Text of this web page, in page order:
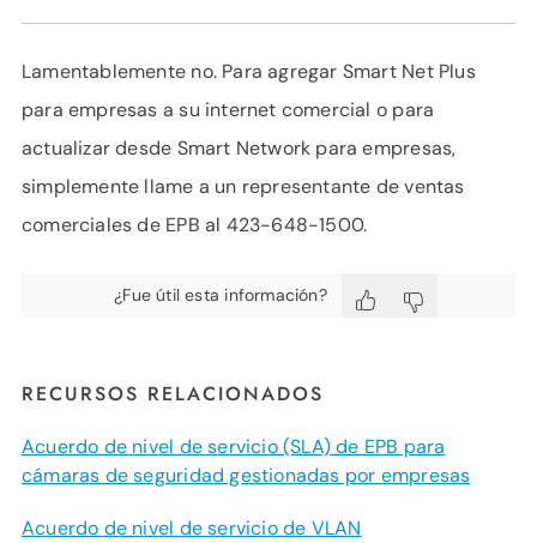
Lamentablemente no. Para agregar Smart Net Plus
para empresas a su internet comercial o para
actualizar desde Smart Network para empresas,
simplemente llame a un representante de ventas
comerciales de EPB al 423-648-1500.
¿Fue útil esta información?
RECURSOS RELACIONADOS
Acuerdo de nivel de servicio (SLA) de EPB para
cámaras de seguridad gestionadas por empresas
Acuerdo de nivel de servicio de VLAN